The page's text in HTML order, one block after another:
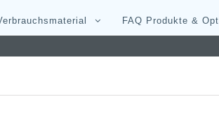
FAQ Produkte &